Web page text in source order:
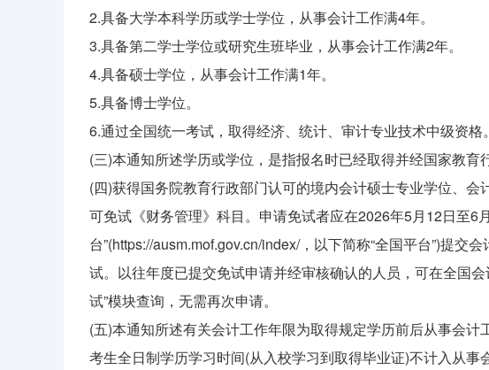
2.具备大学本科学历或学士学位，从事会计工作满4年。
3.具备第二学士学位或研究生班毕业，从事会计工作满2年。
4.具备硕士学位，从事会计工作满1年。
5.具备博士学位。
6.通过全国统一考试，取得经济、统计、审计专业技术中级资格。
(三)本通知所述学历或学位，是指报名时已经取得并经国家教育
(四)获得国务院教育行政部门认可的境内会计硕士专业学位、
可免试《财务管理》科目。申请免试者应在2026年5月12日至6
台”(https://ausm.mof.gov.cn/index/，以下简称“全国平台”)提交
试。以往年度已提交免试申请并经审核确认的人员，可在全国
试”模块查询，无需再次申请。
(五)本通知所述有关会计工作年限为取得规定学历前后从事会计
考生全日制学历学习时间(从入校学习到取得毕业证)不计入从